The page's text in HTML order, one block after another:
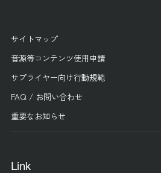
サイトマップ
音源等コンテンツ使用申請
サプライヤー向け行動規範
FAQ / お問い合わせ
重要なお知らせ
Link